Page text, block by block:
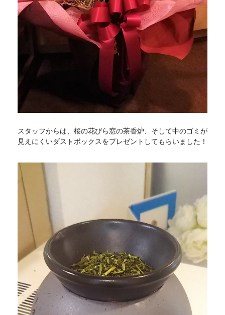
スタッフからは、桜の花びら窓の茶香炉、そして中のゴミが
見えにくいダストボックスをプレゼントしてもらいました！